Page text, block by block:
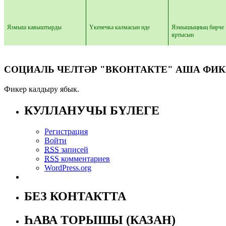
Язмыш кавыштырды Үкенечкә калмасын иде
Язмышыңның бирче
яртысын
СОЦИАЛЬ ЧЕЛТӘР "ВКОНТАКТЕ" АША
Фикер калдыру ябык.
КУЛЛАНУЧЫ БҮЛЕГЕ
Регистрация
Войти
RSS записей
RSS комментариев
WordPress.org
БЕЗ КОНТАКТТА
ҺАВА ТОРЫШЫ (КАЗАН)